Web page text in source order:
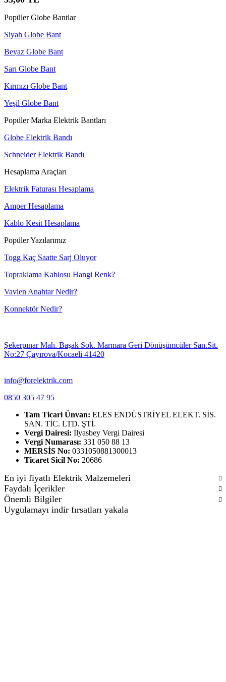
Popüler Globe Bantlar
Siyah Globe Bant
Beyaz Globe Bant
Sarı Globe Bant
Kırmızı Globe Bant
Yeşil Globe Bant
Popüler Marka Elektrik Bantları
Globe Elektrik Bandı
Schneider Elektrik Bandı
Hesaplama Araçları
Elektrik Faturası Hesaplama
Amper Hesaplama
Kablo Kesit Hesaplama
Popüler Yazılarımız
Togg Kaç Saatte Sarj Oluyor
Topraklama Kablosu Hangi Renk?
Vavien Anahtar Nedir?
Konnektör Nedir?
Şekerpınar Mah. Başak Sok. Marmara Geri Dönüşümcüler San.Sit.
No:27 Çayırova/Kocaeli 41420
info@forelektrik.com
0850 305 47 95
Tam Ticari Ünvan: ELES ENDÜSTRİYEL ELEKT. SİS.
SAN. TİC. LTD. ŞTİ.
Vergi Dairesi: İlyasbey Vergi Dairesi
Vergi Numarası: 331 050 88 13
MERSİS No: 0331050881300013
Ticaret Sicil No: 20686
En iyi fiyatlı Elektrik Malzemeleri
Faydalı İçerikler
Önemli Bilgiler
Uygulamayı indir fırsatları yakala